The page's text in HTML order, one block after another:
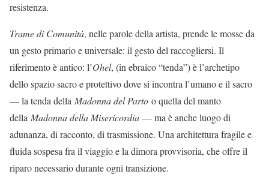
resistenza.
Trame di Comunità, nelle parole della artista, prende le mosse da
un gesto primario e universale: il gesto del raccogliersi. Il
riferimento è antico: l’Ohel, (in ebraico “tenda”) è l’archetipo
dello spazio sacro e protettivo dove si incontra l’umano e il sacro
— la tenda della Madonna del Parto o quella del manto
della Madonna della Misericordia — ma è anche luogo di
adunanza, di racconto, di trasmissione. Una architettura fragile e
fluida sospesa fra il viaggio e la dimora provvisoria, che offre il
riparo necessario durante ogni transizione.